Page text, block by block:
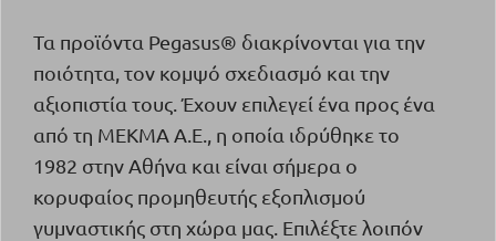
Τα προϊόντα Pegasus® διακρίνονται για την
ποιότητα, τον κομψό σχεδιασμό και την
αξιοπιστία τους. Έχουν επιλεγεί ένα προς ένα
από τη ΜΕΚΜΑ Α.Ε., η οποία ιδρύθηκε το
1982 στην Αθήνα και είναι σήμερα o
κορυφαίος προμηθευτής εξοπλισμού
γυμναστικής στη χώρα μας. Επιλέξτε λοιπόν